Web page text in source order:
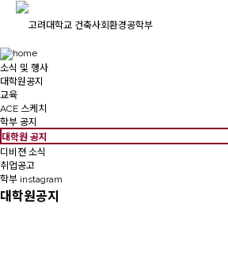
소식 및 행사
대학원공지
교육
ACE 스케치
학부 공지
대학원 공지
디비젼 소식
취업공고
학부 instagram
대학원공지